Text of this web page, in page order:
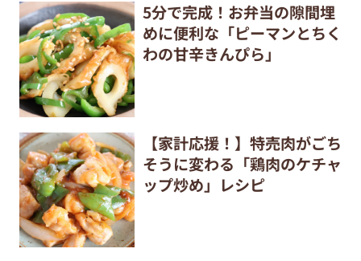
5分で完成！お弁当の隙間埋
めに便利な「ピーマンとちく
わの甘辛きんぴら」
【家計応援！】特売肉がごち
そうに変わる「鶏肉のケチャ
ップ炒め」レシピ